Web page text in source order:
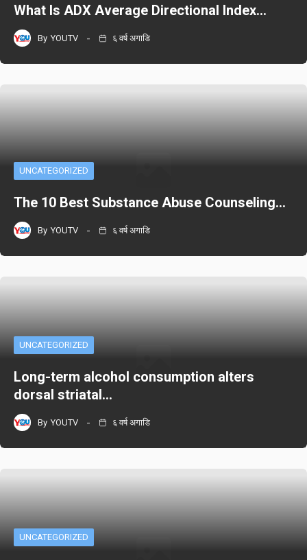
What Is ADX Average Directional Index…
By YOUTV ६ वर्ष अगाडि
UNCATEGORIZED
The 10 Best Substance Abuse Counseling…
By YOUTV ६ वर्ष अगाडि
UNCATEGORIZED
Long-term alcohol consumption alters
dorsal striatal…
By YOUTV ६ वर्ष अगाडि
UNCATEGORIZED